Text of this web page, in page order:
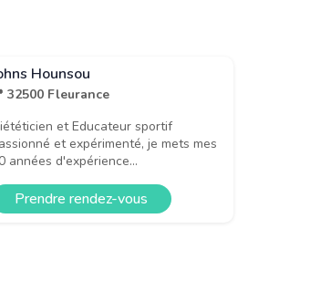
Hounsou
32500 Fleurance
et Educateur sportif
et expérimenté, je mets mes
années d'expérience...
Prendre rendez-vous